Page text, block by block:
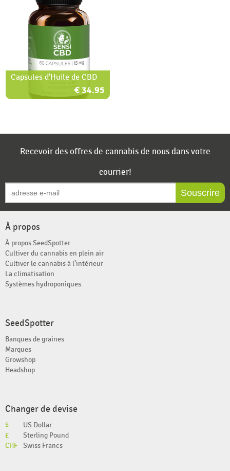
Capsules d'Huile de CBD
€ 34.95
Recevoir des offres de cannabis de nous dans votre
courrier!
Souscrire
À propos
À propos SeedSpotter
Cultiver du cannabis en plein air
Cultiver le cannabis à l’intérieur
La climatisation
Systèmes hydroponiques
SeedSpotter
Banques de graines
Marques
Growshop
Headshop
Changer de devise
$
US Dollar
£
Sterling Pound
CHF
Swiss Francs